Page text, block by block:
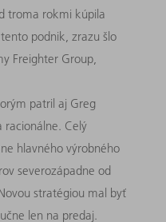
troma rokmi kúpila
podnik, zrazu šlo
Freighter Group,
patril aj Greg
racionálne. Celý
hlavného výrobného
severozápadne od
stratégiou mal byť
len na predaj.